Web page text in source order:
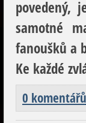
povedený,
samotné
fanoušků a
Ke každé
0 komentářů